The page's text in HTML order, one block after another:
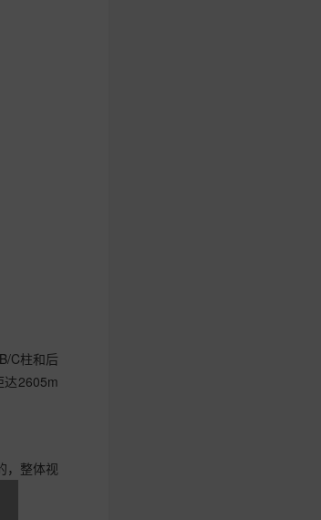
C柱和后
2605m
，整体视